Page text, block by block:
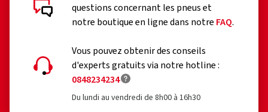
questions concernant les pneus et
notre boutique en ligne dans notre FAQ.
Vous pouvez obtenir des conseils
d'experts gratuits via notre hotline :
0848234234
Du lundi au vendredi de 8h00 à 16h30